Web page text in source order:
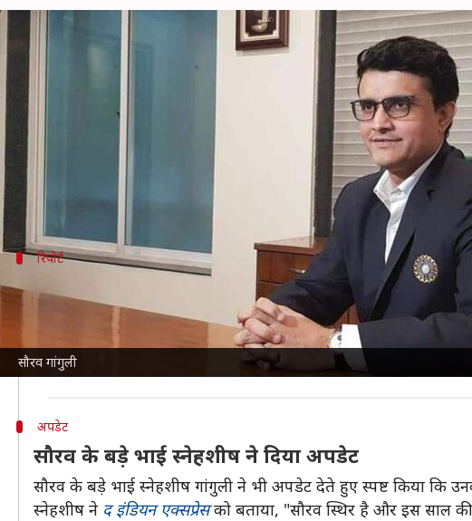
सौरव गांगुली
सौरव गांगुली हुए कोरोना वायरस से संक्रमित,
क्या है खबर?
भारतीय क्रिकेट कंट्रोल बोर्ड
(BCCI) के अध्यक्ष सौरव गांगुली कोरोना
भारतीय टीम के पूर्व कप्तान रहे गांगुली को RT-PCR टेस्ट के
रिपोर्ट
BCCI के सूत्र ने गांगुली के संक्रमण की दी जानकारी
BCCI के एक सूत्र ने बताया है कि 49 वर्षीय गांगुली को होम आइसोलेशन
ने इस बारे में सूत्र के हवाले से कहा, "सौरव गांगुली कोरोना
है और उन्हें दवाई दी जा रही है।"
अपडेट
सौरव के बड़े भाई स्नेहशीष ने दिया अपडेट
सौरव के बड़े भाई स्नेहशीष गांगुली ने भी अपडेट देते हुए स्पष्ट किया कि
स्नेहशीष ने द इंडियन एक्सप्रेसको बताया, "सौरव स्थिर है और इस साल